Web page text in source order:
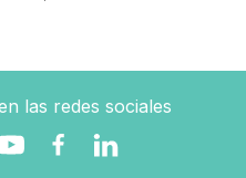
las redes sociales